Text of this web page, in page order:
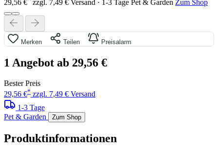
29,56 €
zzgl. 7,49 € Versand · 1-3 Tage Pet & Garden Zum Shop
Merken Teilen Preisalarm
1 Angebot ab 29,56 €
Bester Preis
29,56 €* zzgl. 7,49 € Versand
1-3 Tage
Pet & Garden
Zum Shop
Produktinformationen